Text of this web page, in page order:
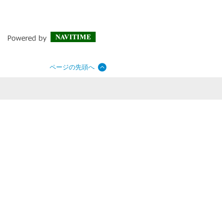
ページの先頭へ